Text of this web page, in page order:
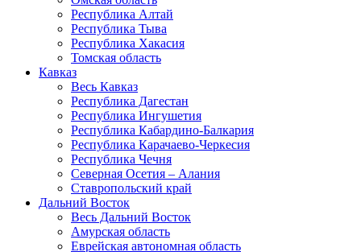
Республика Алтай
Республика Тыва
Республика Хакасия
Томская область
Кавказ
Весь Кавказ
Республика Дагестан
Республика Ингушетия
Республика Кабардино-Балкария
Республика Карачаево-Черкесия
Республика Чечня
Северная Осетия – Алания
Ставропольский край
Дальний Восток
Весь Дальний Восток
Амурская область
Еврейская автономная область